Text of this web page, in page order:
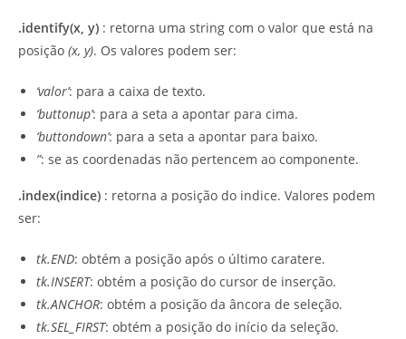
.identify(x, y) : retorna uma string com o valor que está na
posição (x, y). Os valores podem ser:
‘valor’: para a caixa de texto.
‘buttonup’: para a seta a apontar para cima.
‘buttondown’: para a seta a apontar para baixo.
”: se as coordenadas não pertencem ao componente.
.index(indice) : retorna a posição do indice. Valores podem
ser:
tk.END: obtém a posição após o último caratere.
tk.INSERT: obtém a posição do cursor de inserção.
tk.ANCHOR: obtém a posição da âncora de seleção.
tk.SEL_FIRST: obtém a posição do início da seleção.